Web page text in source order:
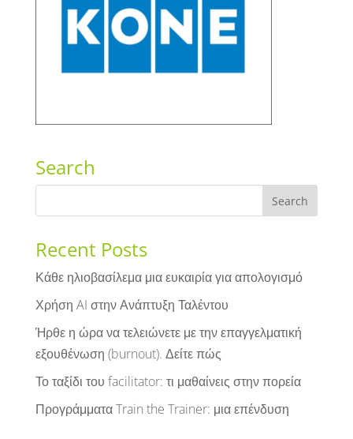
Search
Recent Posts
Κάθε ηλιοβασίλεμα μια ευκαιρία για απολογισμό
Χρήση AI στην Ανάπτυξη Ταλέντου
Ήρθε η ώρα να τελειώνετε με την επαγγελματική
εξουθένωση (burnout). Δείτε πώς
Το ταξίδι του facilitator: τι μαθαίνεις στην πορεία
Προγράμματα Train the Trainer: μια επένδυση